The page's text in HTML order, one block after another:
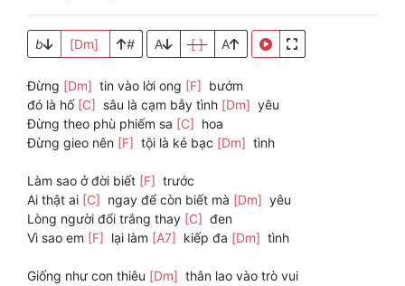
b [Dm] # A [ ] A
Đừng [Dm] tin vào lời ong [F] bướm
đó là hố [C] sâu là cạm bẫy tình [Dm] yêu
Đừng theo phù phiếm sa [C] hoa
Đừng gieo nên [F] tội là kẻ bạc [Dm] tình
Làm sao ở đời biết [F] trước
Ai thật ai [C] ngay để còn biết mà [Dm] yêu
Lòng người đổi trắng thay [C] đen
Vì sao em [F] lại làm [A7] kiếp đa [Dm] tình
Giống như con thiêu [Dm] thân lao vào trò vui